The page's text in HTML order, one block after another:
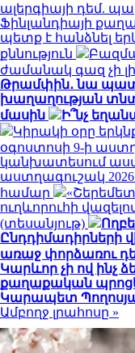
ալերգիայի դեմ.
Ֆինլանդիայի
պետք է հանձնել
քննություն
ժամանակ գազ չի
Թրամփին․ նա
խաղաղության
մասին
Ի՞նչ
Կիրակի օրը
օգոստոսի 9-ի
կանխատեսում
աստղագուշակ
համար
ուղևորուհի
(տեսանյութ)
Ընդդիմադիրների
առաջ փորձառու
Կարևոր չի ով ինչ
քաղաքական
Կարապետ
Ամբողջ լրահոսը »